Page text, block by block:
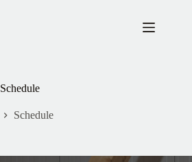
Schedule
Schedule